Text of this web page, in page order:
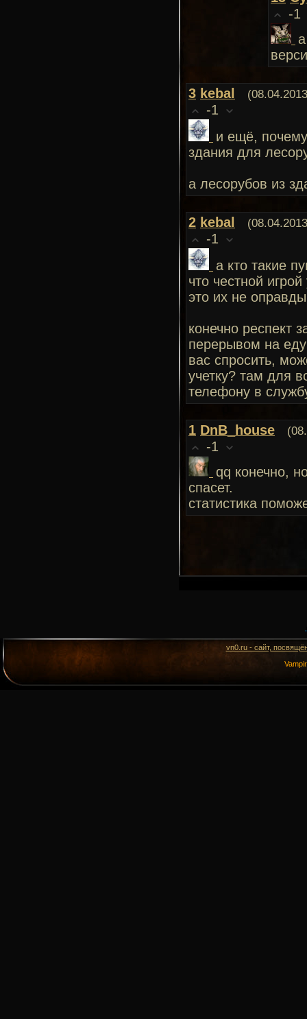
-1
3 kebal
-1
и ещё,
здания для
а лесорубов из
2 kebal
-1
а кто такие
что честной
это их не
конечно респект
перерывом на
вас спросить,
учетку? там для
телефону в
1 DnB_house
-1
qq конечно,
спасет.
статистика
vn0.ru - сайт,